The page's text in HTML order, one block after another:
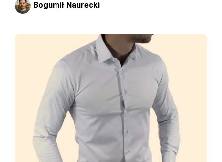
Bogumił Naurecki